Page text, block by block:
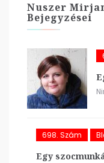
Nuszer
Bejegyzései
698. Szám
Egy